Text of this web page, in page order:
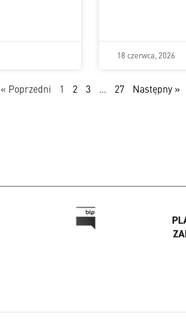
18 czerwca, 2026
« Poprzedni 1 2 3 … 27 Następny »